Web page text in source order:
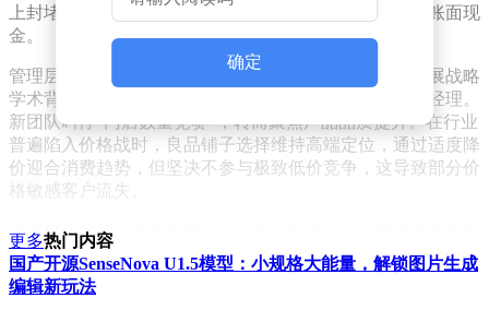
上封堵了长期消耗资金的业务漏洞，将沉淀资金转化为账面现
金。
管理层换血带来战略转向。2025年上半年，具有质量发展战略
学术背景的程虹接任董事长，实控人杨红春亲自出任总经理。
新团队叫停"门店数量竞赛"，转而聚焦产品品质提升。在行业
普遍陷入价格战时，良品铺子选择维持高端定位，通过适度降
价迎合消费趋势，但坚决不参与极致低价竞争，这导致部分价
格敏感客户流失。
供应链优化成为破局关键。公司全年针对红松、夏威夷果等近
30款核心产品，开展20余次产区直接对接，采用集中采购、产
地直发模式，跳过中间商加价环节。以澳洲安格斯牛肉和潜江
小龙虾为原料的单品，在控制终端售价的同时，通过供应链效
确定
更多热门内容
国产开源SenseNova U1.5模型：小规格大能量，解锁图片生成
编辑新玩法